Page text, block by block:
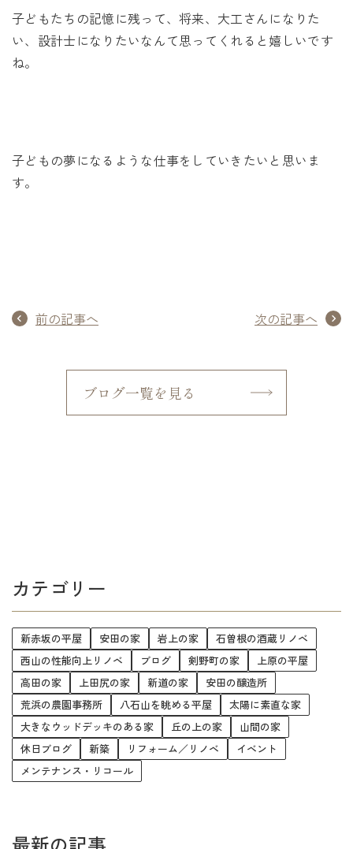
子どもたちの記憶に残って、将来、大工さんになりた
い、設計士になりたいなんて思ってくれると嬉しいです
ね。
子どもの夢になるような仕事をしていきたいと思いま
す。
前の記事へ 次の記事へ
ブログ一覧を見る
カテゴリー
新赤坂の平屋 安田の家 岩上の家
石曽根の酒蔵リノベ
西山の性能向上リノベ
ブログ 剣野町の家
上原の平屋
高田の家
上田尻の家 新道の家
安田の醸造所
荒浜の農園事務所
八石山を眺める平屋
太陽に素直な家
大きなウッドデッキのある家
丘の上の家
山間の家
休日ブログ
新築 リフォーム／リノベ
イベント
メンテナンス・リコール